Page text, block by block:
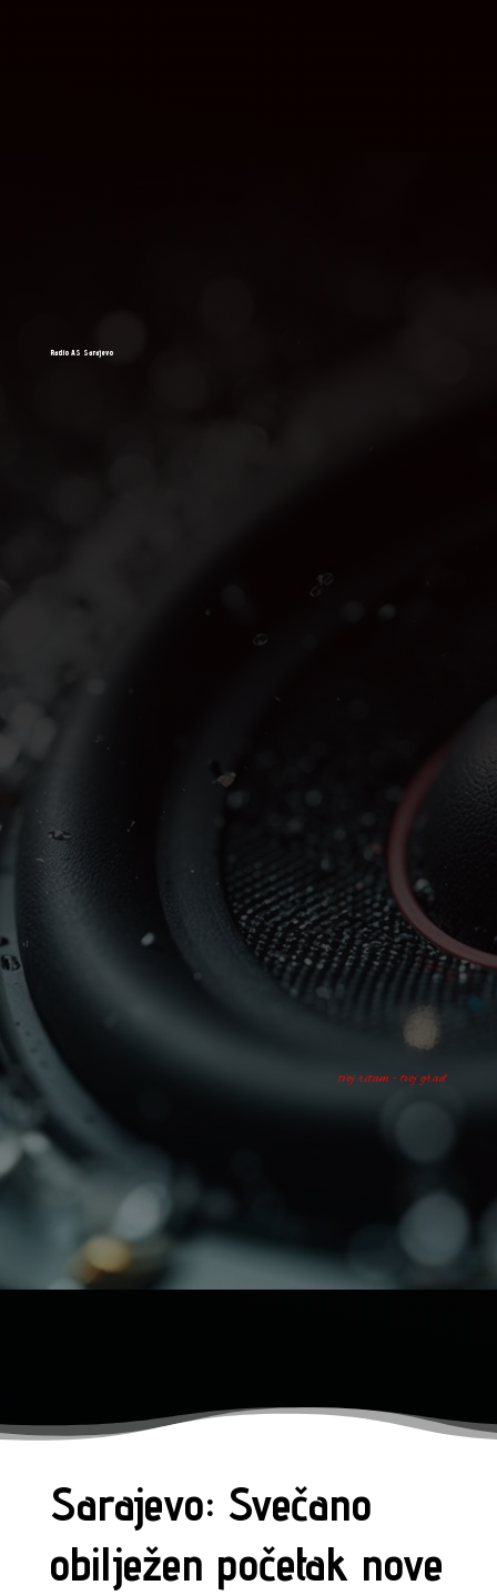
Radio AS Sarajevo
tvoj ritam - tvoj grad
Sarajevo: Svečano
obilježen početak nove